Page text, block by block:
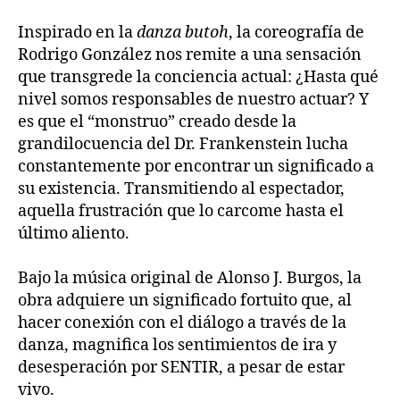
Inspirado en ladanza butoh, la coreografía de
Rodrigo González nos remite a una sensación
que transgrede la conciencia actual: ¿Hasta qué
nivel somos responsables de nuestro actuar? Y
es que el “monstruo” creado desde la
grandilocuencia del Dr. Frankenstein lucha
constantemente por encontrar un significado a
su existencia. Transmitiendo al espectador,
aquella frustración que lo carcome hasta el
último aliento.
Bajo la música original de Alonso J. Burgos, la
obra adquiere un significado fortuito que, al
hacer conexión con el diálogo a través de la
danza, magnifica los sentimientos de ira y
desesperación por SENTIR, a pesar de estar
vivo.